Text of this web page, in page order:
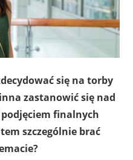
się na torby
zastanowić się nad
finalnych
szczególnie brać